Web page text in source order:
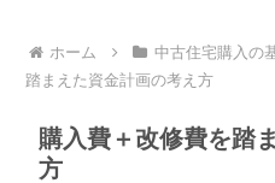
ホーム 中古住宅購入の
踏まえた資金計画の考え方
購入費＋改修費を踏
方